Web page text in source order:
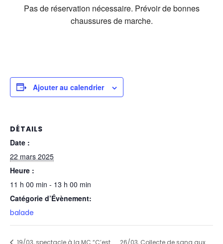
Pas de réservation nécessaire. Prévoir de bonnes
chaussures de marche.
Ajouter au calendrier
DÉTAILS
Date :
22 mars 2025
Heure :
11 h 00 min - 13 h 00 min
Catégorie d’Évènement:
balade